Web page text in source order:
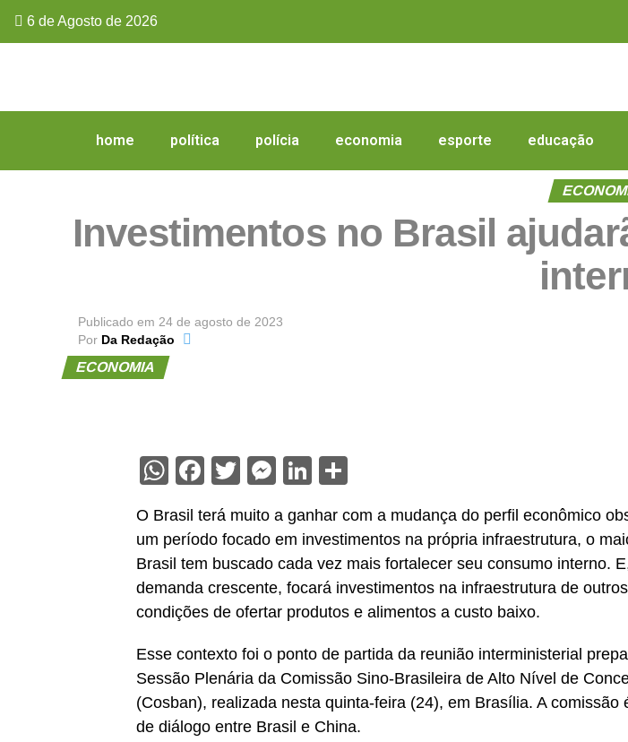
6 de Agosto de 2026
home política polícia economia esporte educação
Investimentos no Brasil
Publicado em 24 de agosto de 2023
Por Da Redação
ECONOMIA
WhatsApp
Facebook
Twitter
Messenger
LinkedIn
O Brasil terá muito a ganhar com a mudança do perfil econômico
um período focado em investimentos na própria infraestrutura, o
Brasil tem buscado cada vez mais fortalecer seu consumo interno.
demanda crescente, focará investimentos na infraestrutura de
condições de ofertar produtos e alimentos a custo baixo.
Esse contexto foi o ponto de partida da reunião interministerial
Sessão Plenária da Comissão Sino-Brasileira de Alto Nível de
(Cosban), realizada nesta quinta-feira (24), em Brasília. A comissão
de diálogo entre Brasil e China.